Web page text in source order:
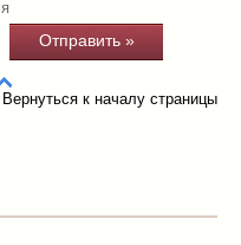
Вернуться к началу страницы